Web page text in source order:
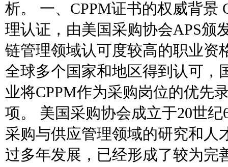
析。 一、CPPM证书的权威背景
理认证，由美国采购协会APS颁
链管理领域认可度较高的职业资
全球多个国家和地区得到认可，
业将CPPM作为采购岗位的优先
项。 美国采购协会成立于20世
采购与供应管理领域的研究和人
过多年发展，已经形成了较为完